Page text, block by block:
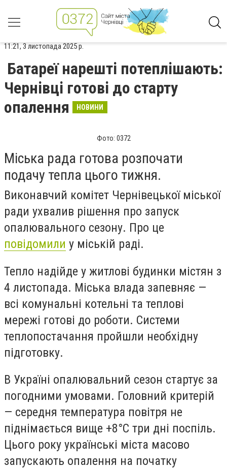
11:21, 3 листопада 2025 р.
Батареї нарешті потеплішають:
Чернівці готові до старту
опалення
НОВИНИ
Фото: 0372
Міська рада готова розпочати
подачу тепла цього тижня.
Виконавчий комітет Чернівецької міської
ради ухвалив рішення про запуск
опалювального сезону. Про це
повідомили у міській раді.
Тепло надійде у житлові будинки містян з
4 листопада. Міська влада запевняє —
всі комунальні котельні та теплові
мережі готові до роботи. Системи
теплопостачання пройшли необхідну
підготовку.
В Україні опалювальний сезон стартує за
погодними умовами. Головний критерій
— середня температура повітря не
піднімається вище +8°C три дні поспіль.
Цього року українські міста масово
запускають опалення на початку